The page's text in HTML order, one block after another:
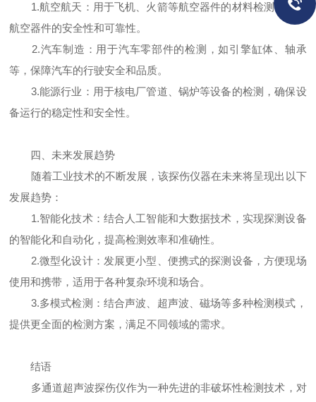
1.航空航天：用于飞机、火箭等航空器件的材料检测，确保
航空器件的安全性和可靠性。
2.汽车制造：用于汽车零部件的检测，如引擎缸体、轴承
等，保障汽车的行驶安全和品质。
3.能源行业：用于核电厂管道、锅炉等设备的检测，确保设
备运行的稳定性和安全性。
四、未来发展趋势
随着工业技术的不断发展，该探伤仪器在未来将呈现出以下
发展趋势：
1.智能化技术：结合人工智能和大数据技术，实现探测设备
的智能化和自动化，提高检测效率和准确性。
2.微型化设计：发展更小型、便携式的探测设备，方便现场
使用和携带，适用于各种复杂环境和场合。
3.多模式检测：结合声波、超声波、磁场等多种检测模式，
提供更全面的检测方案，满足不同领域的需求。
结语
多通道超声波探伤仪作为一种先进的非破坏性检测技术，对